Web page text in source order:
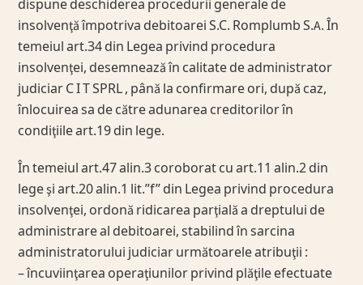
dispune deschiderea procedurii generale de
insolvenţă împotriva debitoarei S.C. Romplumb S.A. În
temeiul art.34 din Legea privind procedura
insolvenţei, desemnează în calitate de administrator
judiciar C I T SPRL , până la confirmare ori, după caz,
înlocuirea sa de către adunarea creditorilor în
condiţiile art.19 din lege.
În temeiul art.47 alin.3 coroborat cu art.11 alin.2 din
lege şi art.20 alin.1 lit.”f” din Legea privind procedura
insolvenţei, ordonă ridicarea parţială a dreptului de
administrare al debitoarei, stabilind în sarcina
administratorului judiciar următoarele atribuţii :
– încuviinţarea operaţiunilor privind plăţile efectuate